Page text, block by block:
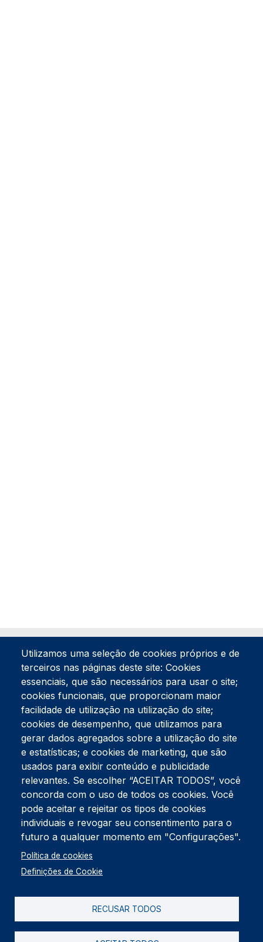
Tel:234 390 100Fax:234 390 100
Endereço Postal
Apartado 42
Rua Gil Eanes 31
3834-908 Gafanha da Nazaré
Estúdios
Rua Prior Guerra
Edifício do Centro Cultural da Gafanha da Nazaré
3830-556 Gafanha da Nazaré
Rodapé
Cookies
Política de Privacidade
Utilizamos uma seleção de cookies próprios e de
terceiros nas páginas deste site: Cookies
essenciais, que são necessários para usar o site;
cookies funcionais, que proporcionam maior
facilidade de utilização na utilização do site;
cookies de desempenho, que utilizamos para
gerar dados agregados sobre a utilização do site
e estatísticas; e cookies de marketing, que são
usados para exibir conteúdo e publicidade
relevantes. Se escolher “ACEITAR TODOS”, você
concorda com o uso de todos os cookies. Você
pode aceitar e rejeitar os tipos de cookies
individuais e revogar seu consentimento para o
futuro a qualquer momento em "Configurações".
Política de cookies
Definições de Cookie
RECUSAR TODOS